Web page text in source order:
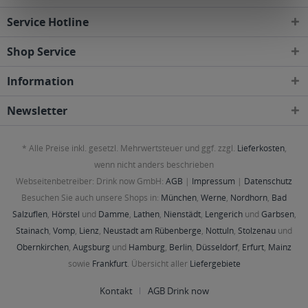
Service Hotline
Shop Service
Information
Newsletter
* Alle Preise inkl. gesetzl. Mehrwertsteuer und ggf. zzgl. Lieferkosten,
wenn nicht anders beschrieben
Webseitenbetreiber: Drink now GmbH: AGB | Impressum | Datenschutz
Besuchen Sie auch unsere Shops in: München, Werne, Nordhorn, Bad
Salzuflen, Hörstel und Damme, Lathen, Nienstädt, Lengerichund Garbsen,
Stainach, Vomp, Lienz, Neustadt am Rübenberge, Nottuln, Stolzenau und
Obernkirchen, Augsburg und Hamburg, Berlin, Düsseldorf, Erfurt, Mainz
sowie Frankfurt. Übersicht aller Liefergebiete
Kontakt AGB Drink now